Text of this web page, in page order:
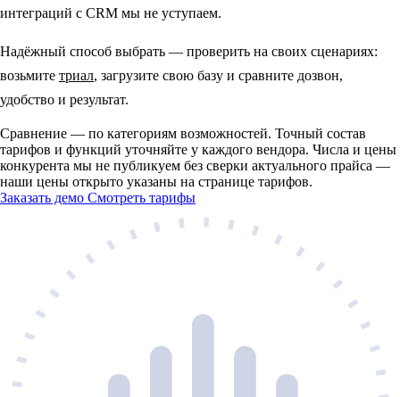
интеграций с CRM мы не уступаем.
Надёжный способ выбрать — проверить на своих сценариях:
возьмите триал, загрузите свою базу и сравните дозвон,
удобство и результат.
Сравнение — по категориям возможностей. Точный состав
тарифов и функций уточняйте у каждого вендора. Числа и цены
конкурента мы не публикуем без сверки актуального прайса —
наши цены открыто указаны на странице тарифов.
Заказать демо Смотреть тарифы